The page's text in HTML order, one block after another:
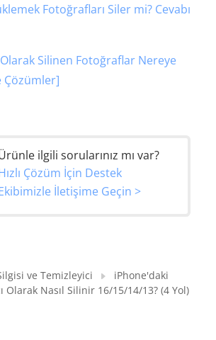
Fotoğrafları Siler mi? Cevabı
Olarak Silinen Fotoğraflar Nereye
Çözümler]
ilgili sorularınız mı var?
Çözüm İçin Destek
İletişime Geçin >
ve Temizleyici
iPhone'daki
Olarak Nasıl Silinir 16/15/14/13? (4 Yol)